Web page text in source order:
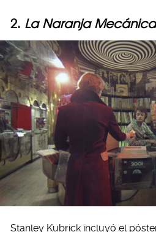
2. La Naranja Mecánica
Stanley Kubrick incluyó el